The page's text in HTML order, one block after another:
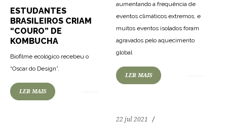
aumentando a frequência de
eventos climáticos extremos, e
muitos eventos isolados foram
agravados pelo aquecimento
global
LER MAIS
ESTUDANTES
BRASILEIROS CRIAM
“COURO” DE
KOMBUCHA
Biofilme ecológico recebeu o
“Oscar do Design”.
LER MAIS
22 jul 2021